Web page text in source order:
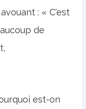
: « C'est
de
est-on